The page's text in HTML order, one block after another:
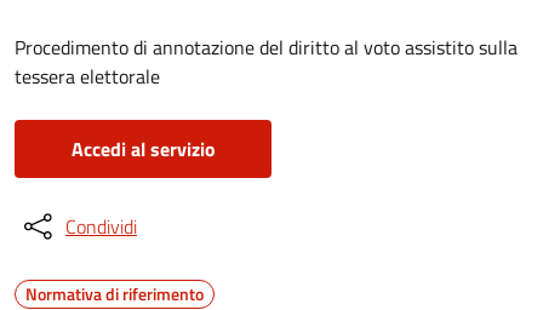
Procedimento di annotazione del diritto al voto assistito sulla
tessera elettorale
Accedi al servizio
Condividi
Normativa di riferimento